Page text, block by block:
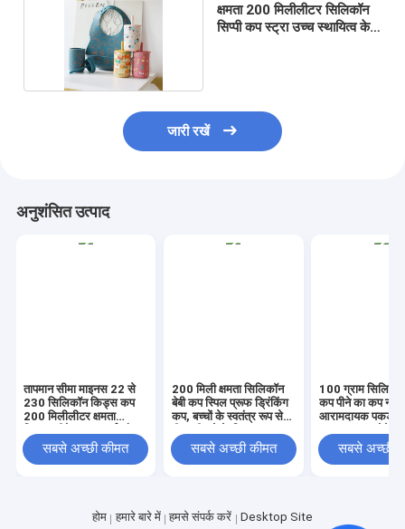
क्षमता 200 मिलीलीटर सिलिकॉन
सिप्पी कप स्ट्रा उच्च स्थायित्व के
जारी रखें
अनुशंसित उत्पाद
तापमान सीमा माइनस 22 से
230 सिलिकॉन किड्स कप
200 मिलीलीटर क्षमता
ठंडे पेय के लिए उपयुक्त
सबसे अच्छी कीमत
200 मिली क्षमता सिलिकॉन
बेबी कप स्पिल प्रूफ ड्रिंकिंग
कप, बच्चों के स्वतंत्र रूप से
सबसे अच्छी कीमत
100 ग्राम
कप पीने का कप नॉन
आरामदायक पकड़
पूर्वस्कूली बच्चों के
डिज़ाइन किया गया
सबसे अच्छी
होम हमारे बारे में हमसे संपर्क करें
Desktop Site